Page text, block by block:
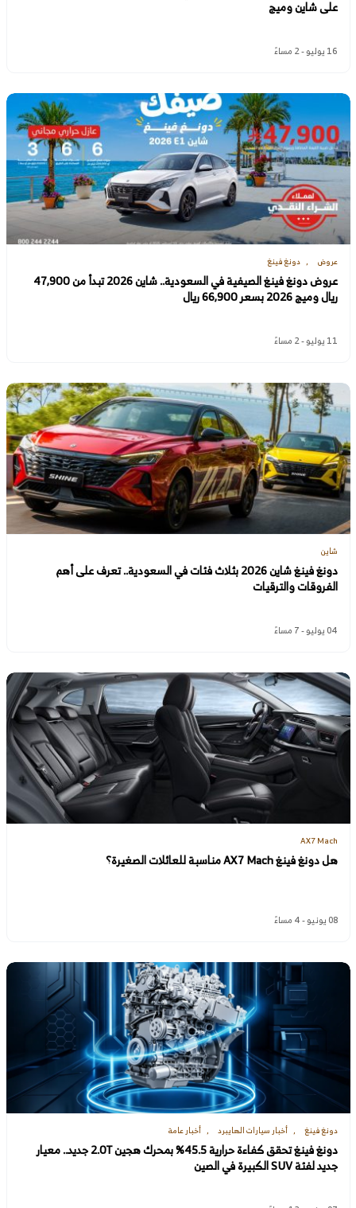
على شاين وميج
16 يوليو - 2 مساءً
عروض دونغ فينغ
عروض دونغ فينغ الصيفية في السعودية.. شاين 2026 تبدأ من 47,900
ريال وميج 2026 بسعر 66,900 ريال
11 يوليو - 2 مساءً
شاين
دونغ فينغ شاين 2026 بثلاث فئات في السعودية.. تعرف على أهم
الفروقات والترقيات
04 يوليو - 7 مساءً
AX7 Mach
هل دونغ فينغ AX7 Mach مناسبة للعائلات الصغيرة؟
08 يونيو - 4 مساءً
دونغ فينغ أخبار سيارات الهايبرد أخبار عامة
دونغ فينغ تحقق كفاءة حرارية 45.5% بمحرك هجين 2.0T جديد.. معيار
جديد لفئة SUV الكبيرة في الصين